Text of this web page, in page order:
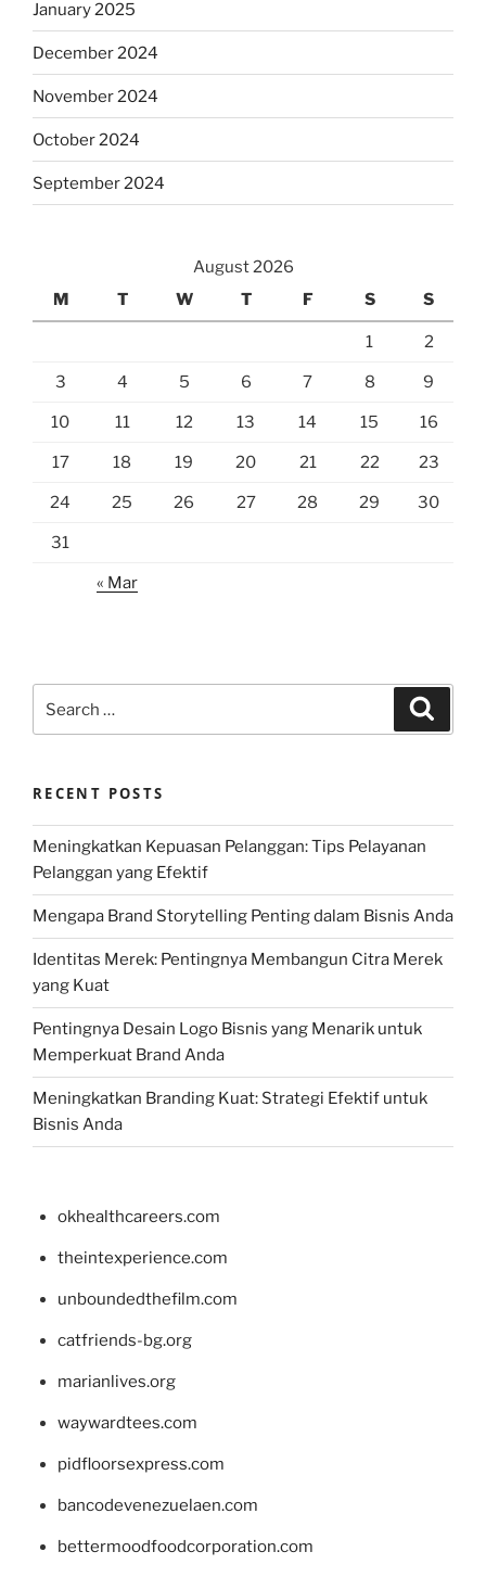
January 2025
December 2024
November 2024
October 2024
September 2024
August 2026
M
T W T F S S
1 2
3 4 5 6 7 8 9
10 11 12 13 14 15 16
17 18 19 20 21 22 23
24 25 26 27 28 29 30
31
« Mar
for:
RECENT POSTS
Meningkatkan Kepuasan Pelanggan: Tips Pelayanan
Pelanggan yang Efektif
Mengapa Brand Storytelling Penting dalam Bisnis Anda
Identitas Merek: Pentingnya Membangun Citra Merek
yang Kuat
Pentingnya Desain Logo Bisnis yang Menarik untuk
Memperkuat Brand Anda
Meningkatkan Branding Kuat: Strategi Efektif untuk
Bisnis Anda
okhealthcareers.com
theintexperience.com
unboundedthefilm.com
catfriends-bg.org
marianlives.org
waywardtees.com
pidfloorsexpress.com
bancodevenezuelaen.com
bettermoodfoodcorporation.com